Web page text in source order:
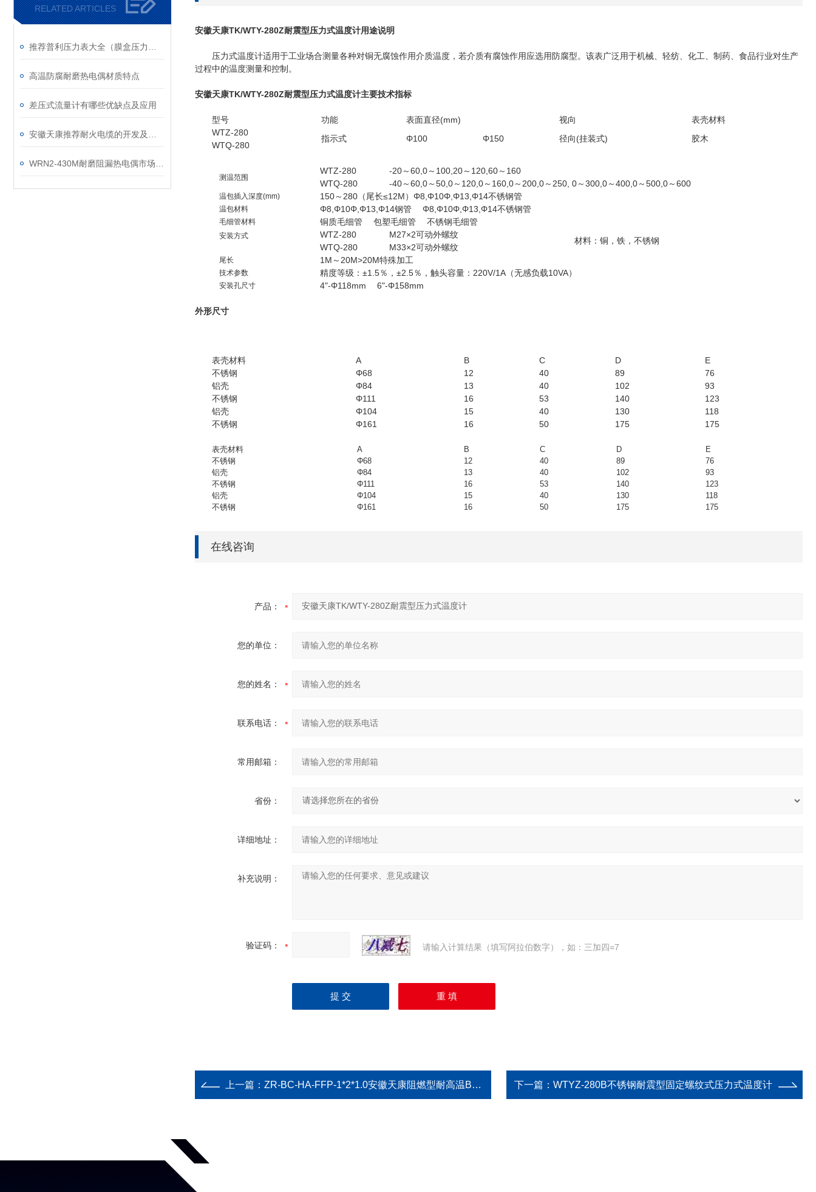
RELATED ARTICLES
高温防腐耐磨热电偶材质特点
差压式流量计有哪些优缺点及应用
安徽天康TK/WTY-280Z耐震型压力式温度计用途说明
压力式温度计适用于工业场合测量各种对铜无腐蚀作用介质温度，若介质有腐蚀作用应选用防腐型。该表广泛用于机械、轻纺、化工、制药、食品行业对生产
过程中的温度测量和控制。
安徽天康TK/WTY-280Z耐震型压力式温度计主要技术指标
型号 功能 表面直径(mm) 视向
表壳材料
WTZ-280
指示式 Φ100 Φ150 径向(挂装式) 胶木
WTQ-280
测温范围
WTZ-280
-20～60,0～100,20～120,60～160
WTQ-280
-40～60,0～50,0～120,0～160,0～200,0～250, 0～300,0～400,0～500,0～600
温包插入深度(mm) 150～280（尾长≤12M）Φ8,Φ10Φ,Φ13,Φ14不锈钢管
温包材料 Φ8,Φ10Φ,Φ13,Φ14钢管 Φ8,Φ10Φ,Φ13,Φ14不锈钢管
毛细管材料 铜质毛细管 包塑毛细管 不锈钢毛细管
安装方式 WTZ-280 M27×2可动外螺纹
材料：铜，铁，不锈钢
WTQ-280 M33×2可动外螺纹
尾长 1M～20M>20M特殊加工
技术参数 精度等级：±1.5％，±2.5％，触头容量：220V/1A（无感负载10VA）
安装孔尺寸 4"-Φ118mm 6"-Φ158mm
外形尺寸
表壳材料 A B C D
E
不锈钢
Φ68 12 40 89
76
铝壳
Φ84 13 40 102
93
不锈钢
Φ111 16 53 140
123
铝壳
Φ104 15 40 130
118
不锈钢
Φ161 16 50 175 175
表壳材料 A B C D
E
不锈钢
Φ68 12 40 89
76
铝壳
Φ84 13 40 102
93
不锈钢
Φ111 16 53 140
123
铝壳
Φ104 15 40 130
118
不锈钢
Φ161 16 50 175 175
在线咨询
产品：
您的单位：
您的姓名：
联系电话：
常用邮箱：
省份：
详细地址：
补充说明：
验证码： 请输入计算结果（填写阿拉伯数字），如：三加四=7
上一篇： ZR-BC-HA-FFP-1*2*1.0安徽天康阻燃型耐高温B型热电偶补偿导线 下一篇： WTYZ-280B不锈钢耐震型固定螺纹式压力式温度计